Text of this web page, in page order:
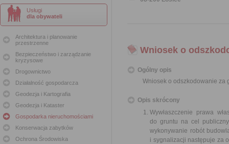
Usługi
dla obywateli
Architektura i planowanie
przestrzenne
Bezpieczeństwo i zarządzanie
kryzysowe
Drogownictwo
Działalność gospodarcza
Geodezja i Kartografia
Geodezja i Kataster
Gospodarka nieruchomościami
Konserwacja zabytków
Ochrona Środowiska
Wniosek o
Ogólny opis
Wniosek o odszkodowanie za
Opis skrócony
Wywłaszczenie prawa
do gruntu na cel
wykonywanie robót
i sygnalizacji następuje za